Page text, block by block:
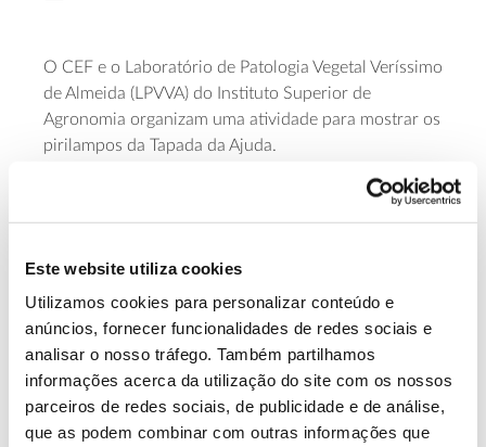
Este website utiliza cookies
Utilizamos cookies para personalizar conteúdo e
anúncios, fornecer funcionalidades de redes sociais e
analisar o nosso tráfego. Também partilhamos
informações acerca da utilização do site com os nossos
parceiros de redes sociais, de publicidade e de análise,
que as podem combinar com outras informações que
O CEF e o Laboratório de Patologia Vegetal Veríssimo
de Almeida (LPVVA) do Instituto Superior de
Agronomia organizam uma atividade para mostrar os
pirilampos da Tapada da Ajuda.
para iluminar a noite na floresta urbana da Tapada da
Ajuda. Durante cerca de uma hora, os visitantes
noturna mágica. A entrada é livre, mas com inscrição
obrigatória e limitada a 25 participantes.
Saiba mais
13.07.2026